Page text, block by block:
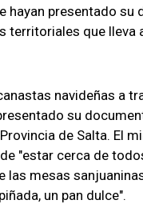
hayan presentado su
territoriales que
navideñas a
su
de Salta. El
"estar cerca de
las mesas
un pan dulce".